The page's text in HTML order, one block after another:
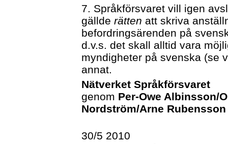
7. Språkförsvaret vill igen
gällde rätten att skriva
befordringsärenden på
d.v.s. det skall alltid vara
myndigheter på svenska (se
annat.
Nätverket Språkförsvaret
genom Per-Owe Albinsson/
Nordström/Arne Rubensson
30/5 2010